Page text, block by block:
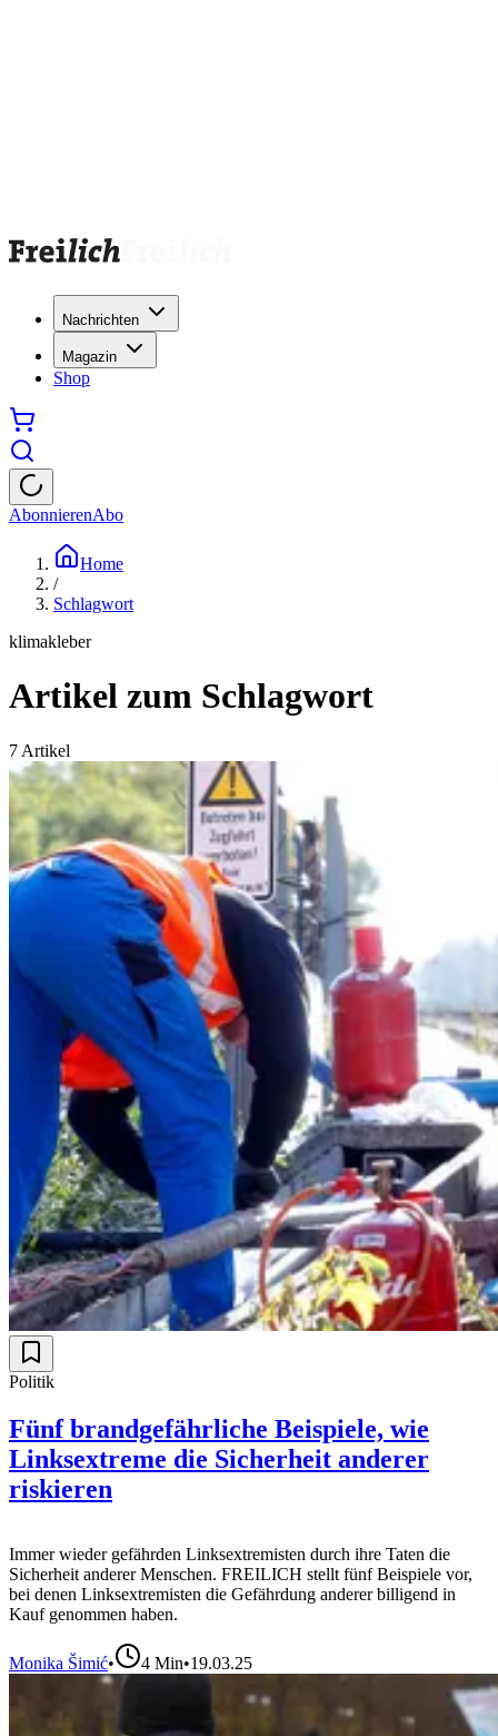
Nachrichten
Magazin
Shop
AbonnierenAbo
Home
/
Schlagwort
klimakleber
Artikel zum Schlagwort
7 Artikel
Politik
Fünf brandgefährliche Beispiele, wie
Linksextreme die Sicherheit anderer
riskieren
Immer wieder gefährden Linksextremisten durch ihre Taten die
Sicherheit anderer Menschen. FREILICH stellt fünf Beispiele vor,
bei denen Linksextremisten die Gefährdung anderer billigend in
Kauf genommen haben.
Monika Šimić• 4 Min•19.03.25